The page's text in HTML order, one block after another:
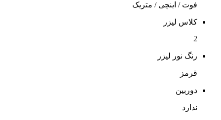
فوت / اینچی / متریک
کلاس لیزر
2
رنگ نور لیزر
قرمز
دوربین
ندارد